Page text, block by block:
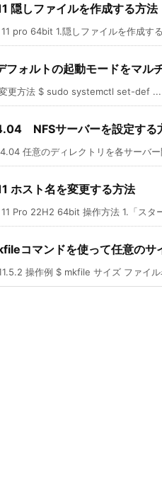
隠しファイルを作成する方法
pro 64bit 1.隠しファイルを作成す
フォルトの起動モードをマル
更方法 $ sudo systemctl set-def ...
NFSサーバーを設定する
任意のディレクトリを各サーバ
ホスト名を変更する方法
Pro 22H2 64bit 操作方法 1.「スタ
コマンドを使って任意のサ
操作例 $ mkfile サイズ ファイ